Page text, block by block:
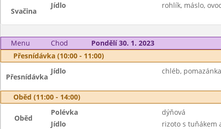
Svačina
Jídlo rohlík, máslo,
Menu Chod
Pondělí 30. 1. 2023
Přesnídávka (10:00 - 11:00)
Přesnídávka
Jídlo chléb,
Oběd (11:00 - 14:00)
Oběd
Polévka
dýňová
Jídlo
rizoto s tuňákem